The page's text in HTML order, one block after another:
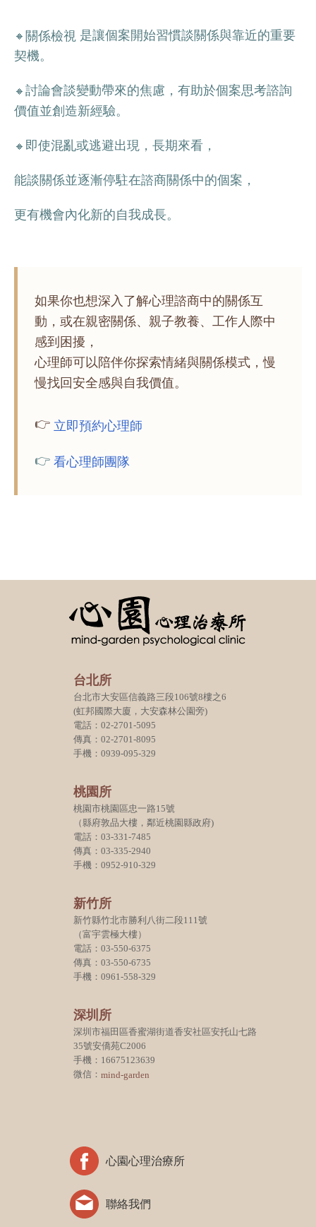
🔸 關係檢視 是讓個案開始習慣談關係與靠近的重要
契機。
🔸 討論會談變動帶來的焦慮，有助於個案思考諮詢
價值並創造新經驗。
🔸 即使混亂或逃避出現，長期來看，
能談關係並逐漸停駐在諮商關係中的個案，
更有機會內化新的自我成長。
如果你也想深入了解心理諮商中的關係互
動，或在親密關係、親子教養、工作人際中
感到困擾，
心理師可以陪伴你探索情緒與關係模式，慢
慢找回安全感與自我價值。
👉 立即預約心理師
👉 看心理師團隊
台北所
台北市大安區信義路三段106號8樓之6
(虹邦國際大廈，大安森林公園旁)
電話：02-2701-5095
傳真：02-2701-8095
手機：0939-095-329
桃園所
桃園市桃園區忠一路15號
（縣府敦品大樓，鄰近桃園縣政府)
電話：03-331-7485
傳真：03-335-2940
手機：0952-910-329
新竹所
新竹縣竹北市勝利八街二段111號
（富宇雲極大樓）
電話：03-550-6375
傳真：03-550-6735
手機：0961-558-329
深圳所
深圳市福田區香蜜湖街道香安社區安托山七路
35號安僑苑C2006
手機：16675123639
微信： mind-garden
心園心理治療所
聯絡我們